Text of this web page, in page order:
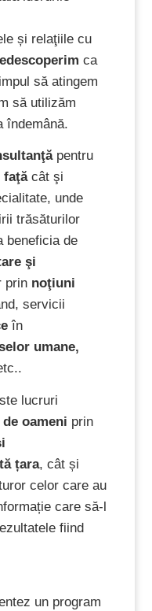
și relaţiile cu
ca
să atingem
să utilizăm
îndemână.
pentru
faţăcât şi
unde
trăsăturilor
beneficia de
şi
prin noţiuni
servicii
în
umane,
lucruri
oameni prin
țara, cât și
celor care au
care să-l
fiind
un program